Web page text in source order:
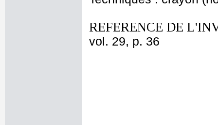
REFERENCE DE
vol. 29, p. 36